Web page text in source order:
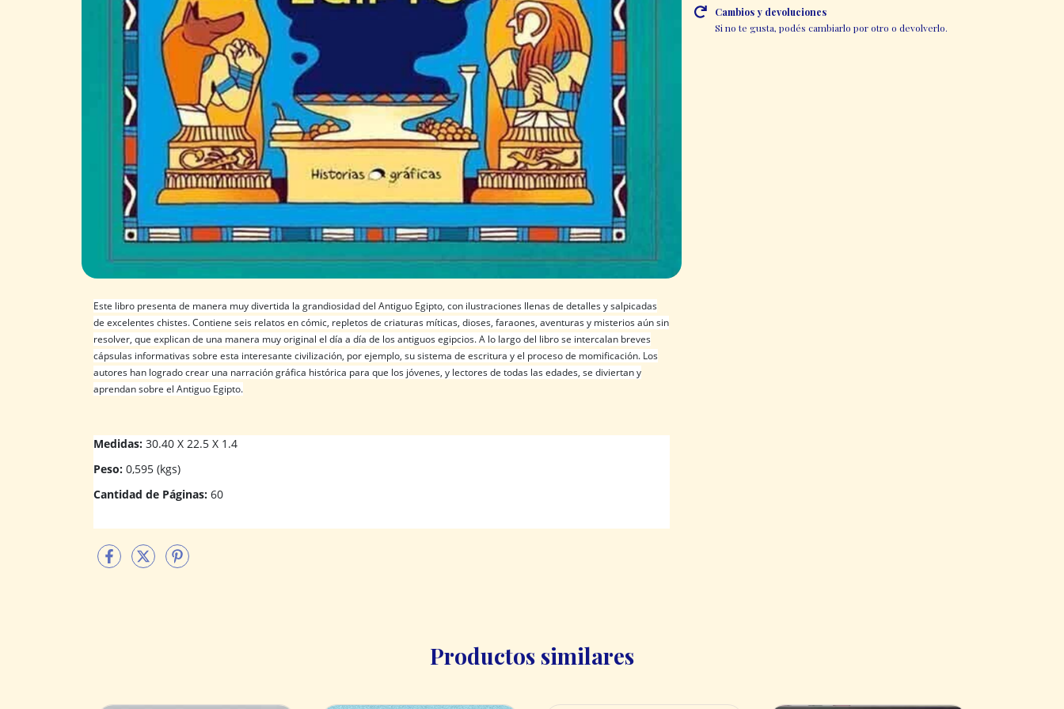
Este libro presenta de manera muy divertida la grandiosidad del Antiguo Egipto, con ilustraciones llenas de detalles y salpicadas
de excelentes chistes. Contiene seis relatos en cómic, repletos de criaturas míticas, dioses, faraones, aventuras y misterios aún sin
resolver, que explican de una manera muy original el día a día de los antiguos egipcios. A lo largo del libro se intercalan breves
cápsulas informativas sobre esta interesante civilización, por ejemplo, su sistema de escritura y el proceso de momificación. Los
autores han logrado crear una narración gráfica histórica para que los jóvenes, y lectores de todas las edades, se diviertan y
aprendan sobre el Antiguo Egipto.
Medidas: 30.40 X 22.5 X 1.4
Peso: 0,595 (kgs)
Cantidad de Páginas: 60
Cambios y devoluciones
Si no te gusta, podés cambiarlo por otro o devolverlo.
Productos similares